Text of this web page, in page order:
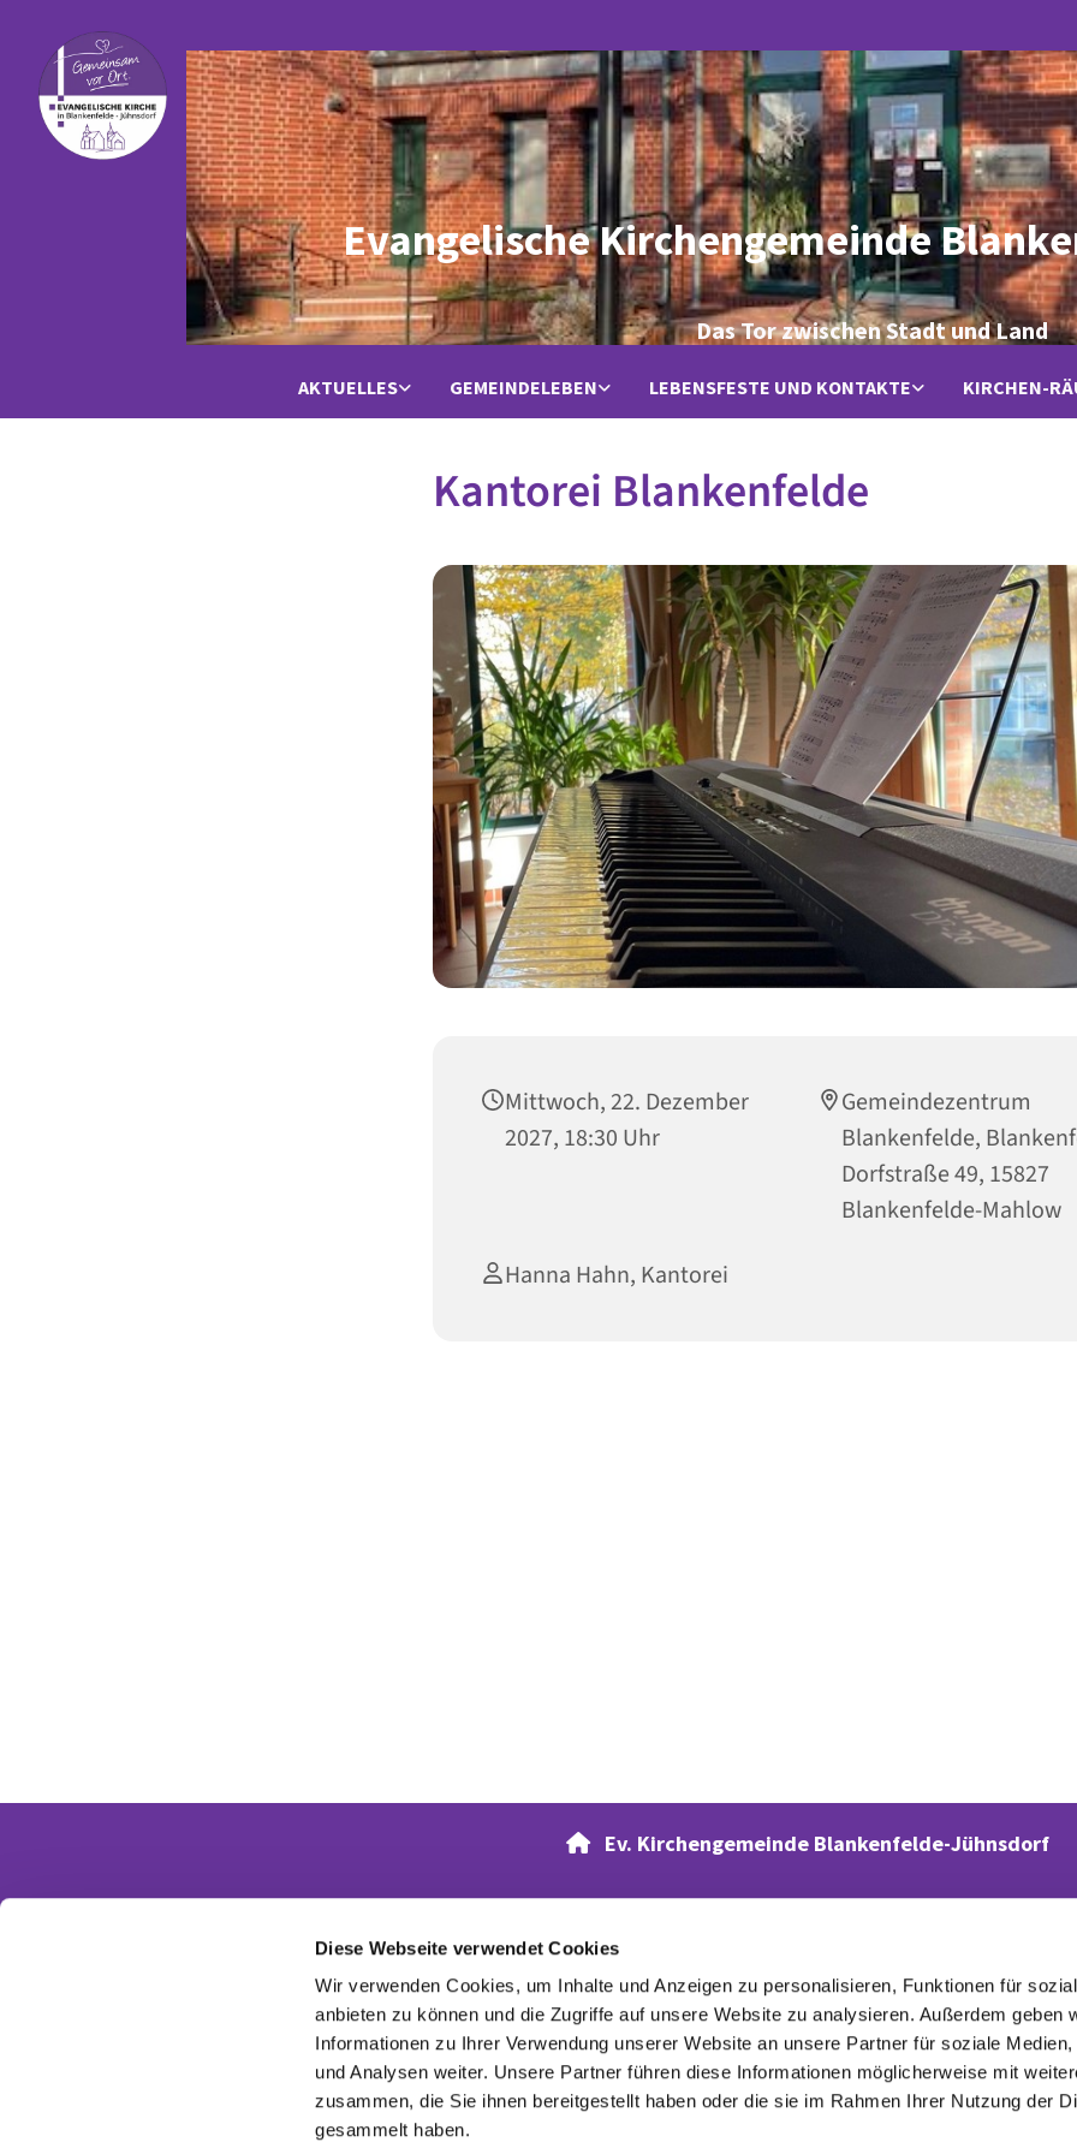
Diese Webseite verwendet Cookies
Wir verwenden Cookies, um Inhalte und Anzeigen zu personalisieren, Funktionen für
anbieten zu können und die Zugriffe auf unsere Website zu analysieren. Außerdem geben
Informationen zu Ihrer Verwendung unserer Website an unsere Partner für soziale Medien,
und Analysen weiter. Unsere Partner führen diese Informationen möglicherweise mit
zusammen, die Sie ihnen bereitgestellt haben oder die sie im Rahmen Ihrer Nutzung der
gesammelt haben.
Evangelische Kirchengemeinde
Das Tor zwischen Stadt und Land
AKTUELLES GEMEINDELEBEN LEBENSFESTE UND KONTAKTE KIRCHEN-
Kantorei Blankenfelde
Mittwoch, 22. Dezember
2027, 18:30 Uhr
Gemeindezentrum
Blankenfelde,
Dorfstraße 49, 15827
Blankenfelde-Mahlow
Hanna Hahn, Kantorei
Ev. Kirchengemeinde Blankenfelde-Jühnsdorf
Partnergemeinden
Ev. Invitasgemeinde Glasow-Mahlow
Ev. Kirchengemeinde Dahlewitz-Diedersdorf
Ev. Versöhnungsgemeinde Rangsdorf
Ev. Kirchenkreis Zossen-Fläming
EKBO - Evangelisch im Osten
Evangelischer Waldfriedhof